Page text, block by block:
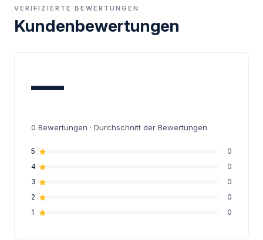
VERIFIZIERTE BEWERTUNGEN
Kundenbewertungen
—
0 Bewertungen · Durchschnitt der Bewertungen
5
0
4
0
3
0
2
0
1
0